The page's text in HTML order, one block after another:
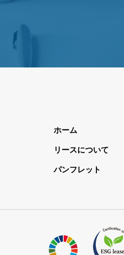
ホーム
リースについて
パンフレット